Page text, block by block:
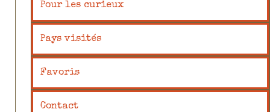
Pour les curieux
Pays visités
Favoris
Contact